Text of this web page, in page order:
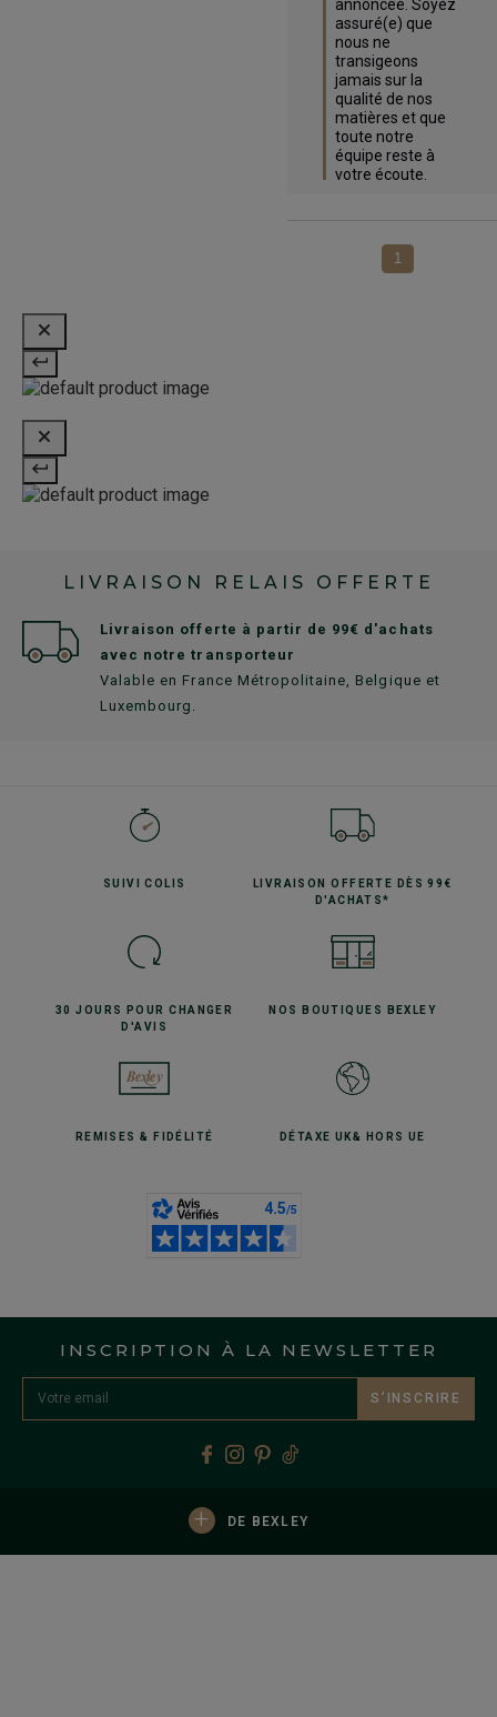
annoncée. Soyez
assuré(e) que
nous ne
transigeons
jamais sur la
qualité de nos
matières et que
toute notre
équipe reste à
votre écoute.
1
LIVRAISON RELAIS OFFERTE
Livraison offerte à partir de 99€ d'achats
avec notre transporteur
Valable en France Métropolitaine, Belgique et
Luxembourg.
SUIVICOLIS LIVRAISON OFFERTE
DÈS 99€
D'ACHATS*
30 JOURS POURCHANGER
D'AVIS
NOS BOUTIQUES BEXLEY
REMISES& FIDÉLITÉ DÉTAXE UK& HORS UE
INSCRIPTION À LA NEWSLETTER
S’INSCRIRE
+ DE BEXLEY